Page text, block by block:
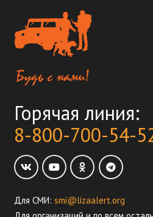
Горячая линия:
8-800-700-54-
Для СМИ: smi@lizaalert.org